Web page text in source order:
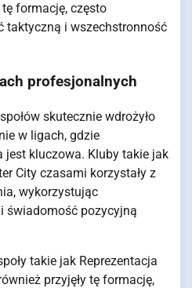
formację, często
taktyczną i wszechstronność
profesjonalnych
skutecznie wdrożyło
w ligach, gdzie
kluczowa. Kluby takie jak
City czasami korzystały z
wykorzystując
świadomość pozycyjną
takie jak Reprezentacja
przyjęły tę formację,